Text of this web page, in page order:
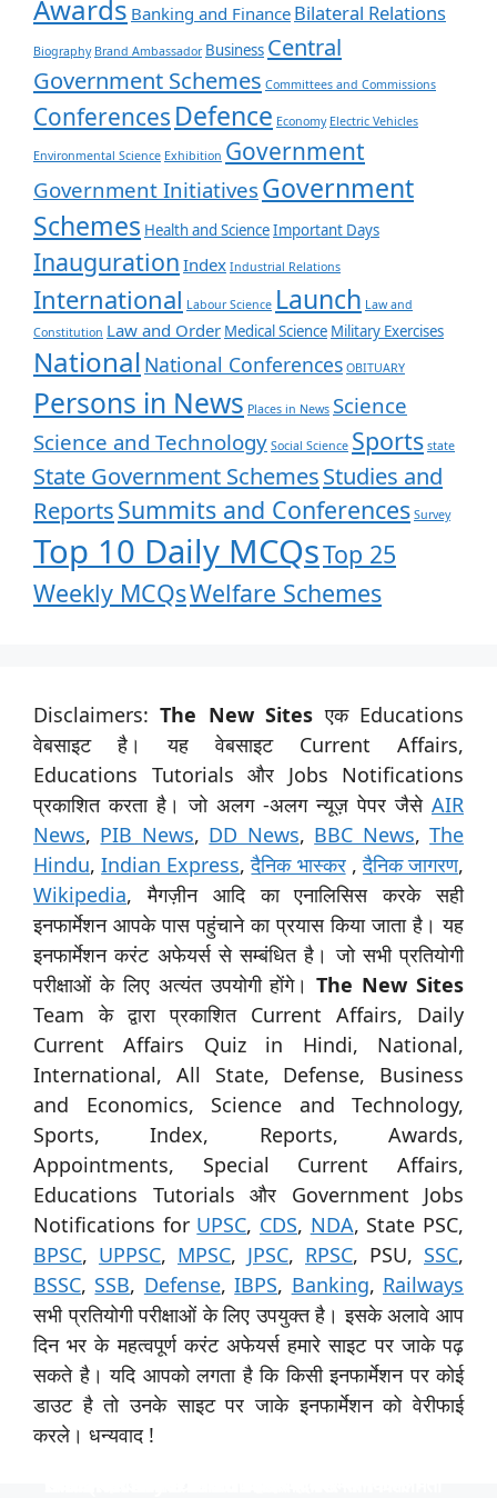
Awards Banking and Finance Bilateral Relations
Biography Brand Ambassador Business Central
Government Schemes Committees and Commissions
Conferences Defence Economy Electric Vehicles
Environmental Science Exhibition Government
Government Initiatives Government
Schemes Health and ScienceImportant Days
Inauguration Index Industrial Relations
International Labour Science Launch Law and
Constitution Law and Order Medical Science Military Exercises
National National Conferences OBITUARY
Persons in News Places in News Science
Science and Technology Social Science Sports state
State Government SchemesStudies and
ReportsSummits and Conferences Survey
Top 10 Daily MCQsTop 25
Weekly MCQsWelfare Schemes
Disclaimers:The New Sites एक Educations
वेबसाइट है। यह वेबसाइट Current Affairs,
Educations Tutorials और Jobs Notifications
प्रकाशित करता है। जो अलग -अलग न्यूज़ पेपर जैसे AIR
News, PIB News, DD News, BBC News,The
Hindu,Indian Express,दैनिक भास्कर,दैनिक जागरण,
Wikipedia, मैगज़ीन आदि का एनालिसिस करके सही
इनफार्मेशन आपके पास पहुंचाने का प्रयास किया जाता है। यह
इनफार्मेशन करंट अफेयर्स से सम्बंधित है। जो सभी प्रतियोगी
परीक्षाओं के लिए अत्यंत उपयोगी होंगे।The New Sites
Team के द्वारा प्रकाशित Current Affairs, Daily
Current Affairs Quiz in Hindi, National,
International, All State, Defense, Business
and Economics, Science and Technology,
Sports, Index, Reports, Awards,
Appointments, Special Current Affairs,
Educations Tutorials और Government Jobs
Notifications for UPSC, CDS, NDA, State PSC,
BPSC, UPPSC, MPSC, JPSC, RPSC, PSU, SSC,
BSSC, SSB, Defense,IBPS, Banking, Railways
सभी प्रतियोगी परीक्षाओं के लिए उपयुक्त है। इसके अलावे आप
दिन भर के महत्वपूर्ण करंट अफेयर्स हमारे साइट पर जाके पढ़
सकते है। यदि आपको लगता है कि किसी इनफार्मेशन पर कोई
डाउट है तो उनके साइट पर जाके इनफार्मेशन को वेरीफाई
करले। धन्यवाद !